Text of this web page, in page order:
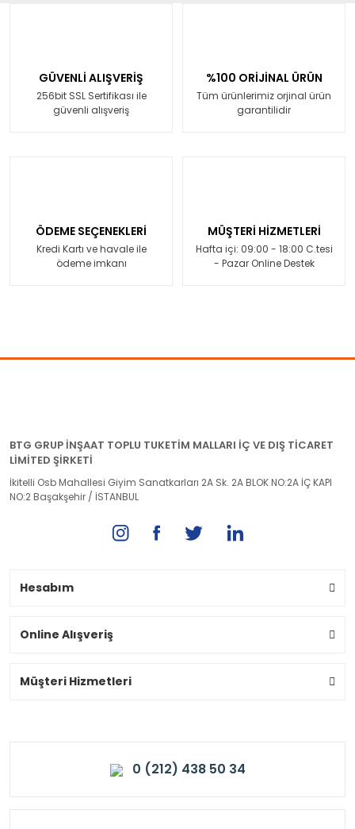
GÜVENLİ ALIŞVERİŞ
256bit SSL Sertifikası ile
güvenli alışveriş
%100 ORİJİNAL ÜRÜN
Tüm ürünlerimiz orjinal ürün
garantilidir
ÖDEME SEÇENEKLERİ
Kredi Kartı ve havale ile
ödeme imkanı
MÜŞTERİ HİZMETLERİ
Hafta içi: 09:00 - 18:00 C.tesi
- Pazar Online Destek
BTG GRUP İNŞAAT TOPLU TUKETİM MALLARI İÇ VE DIŞ TİCARET
LİMİTED ŞİRKETİ
İkitelli Osb Mahallesi Giyim Sanatkarları 2A Sk. 2A BLOK NO:2A İÇ KAPI
NO:2 Başakşehir / İSTANBUL
Hesabım
Online Alışveriş
Müşteri Hizmetleri
0 (212) 438 50 34